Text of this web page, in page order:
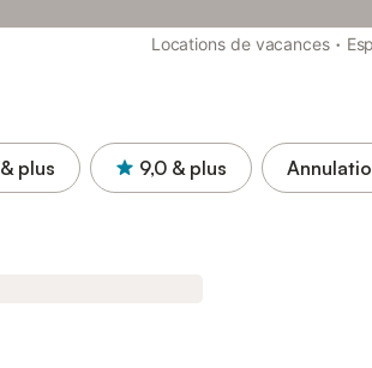
Locations de vacances ·
& plus 9,0 & plus